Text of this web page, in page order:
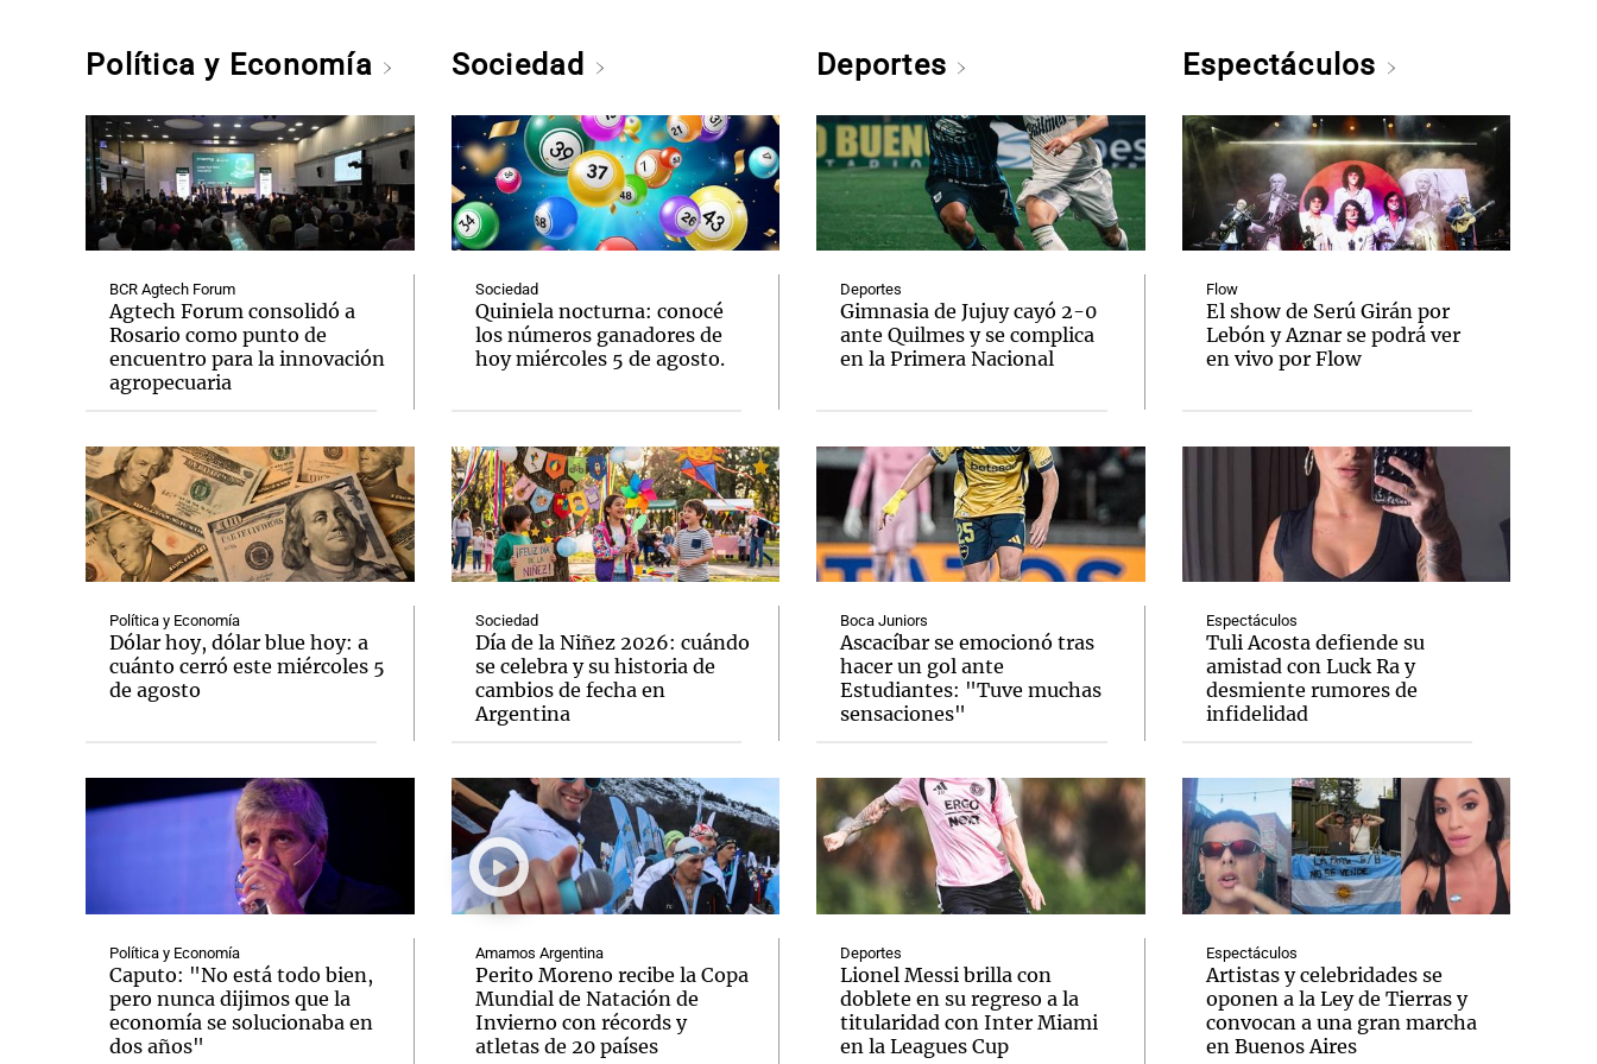
Política y Economía
BCR Agtech Forum
Agtech Forum consolidó a
Rosario como punto de
encuentro para la innovación
agropecuaria
Política y Economía
Dólar hoy, dólar blue hoy: a
cuánto cerró este miércoles 5
de agosto
Política y Economía
Caputo: "No está todo bien,
pero nunca dijimos que la
economía se solucionaba en
dos años"
Sociedad
Sociedad
Quiniela nocturna: conocé
los números ganadores de
hoy miércoles 5 de agosto.
Sociedad
Día de la Niñez 2026: cuándo
se celebra y su historia de
cambios de fecha en
Argentina
Amamos Argentina
Perito Moreno recibe la Copa
Mundial de Natación de
Invierno con récords y
atletas de 20 países
Deportes
Deportes
Gimnasia de Jujuy cayó 2-0
ante Quilmes y se complica
en la Primera Nacional
Boca Juniors
Ascacíbar se emocionó tras
hacer un gol ante
Estudiantes: "Tuve muchas
sensaciones"
Deportes
Lionel Messi brilla con
doblete en su regreso a la
titularidad con Inter Miami
en la Leagues Cup
Espectáculos
Flow
El show de Serú Girán por
Lebón y Aznar se podrá ver
en vivo por Flow
Espectáculos
Tuli Acosta defiende su
amistad con Luck Ra y
desmiente rumores de
infidelidad
Espectáculos
Artistas y celebridades se
oponen a la Ley de Tierras y
convocan a una gran marcha
en Buenos Aires
Notas
El huracán de Arequito
Notas
Cadena 3 en Groenlandia
Notas